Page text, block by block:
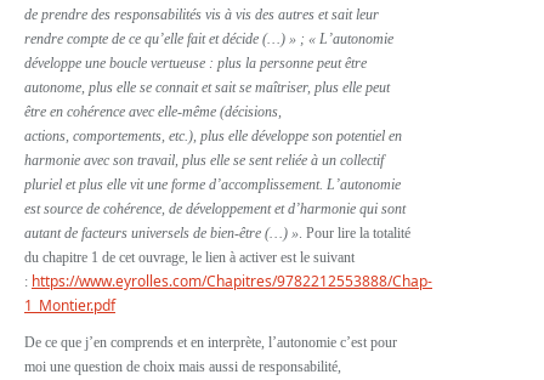
de prendre des responsabilités vis à vis des autres et sait leur
rendre compte de ce qu’elle fait et décide (…) » ; « L’autonomie
développe une boucle vertueuse : plus la personne peut être
autonome, plus elle se connait et sait se maîtriser, plus elle peut
être en cohérence avec elle-même (décisions,
actions, comportements, etc.), plus elle développe son potentiel en
harmonie avec son travail, plus elle se sent reliée à un collectif
pluriel et plus elle vit une forme d’accomplissement. L’autonomie
est source de cohérence, de développement et d’harmonie qui sont
autant de facteurs universels de bien-être (…) ». Pour lire la totalité
du chapitre 1 de cet ouvrage, le lien à activer est le suivant
: https://www.eyrolles.com/Chapitres/9782212553888/Chap-
1_Montier.pdf
De ce que j’en comprends et en interprète, l’autonomie c’est pour
moi une question de choix mais aussi de responsabilité,